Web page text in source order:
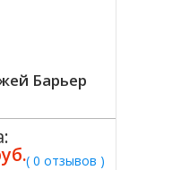
Барьер
( 0 отзывов )